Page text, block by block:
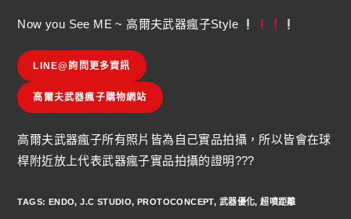
Now you See ME ~ 高爾夫武器瘋子Style
LINE@詢問更多資訊
高爾夫武器瘋子購物網站
高爾夫武器瘋子所有照片皆為自己實品拍攝，所以皆會在球
桿附近放上代表武器瘋子實品拍攝的證明???
TAGS: ENDO, J.C STUDIO, PROTOCONCEPT, 武器優化, 超噴距離